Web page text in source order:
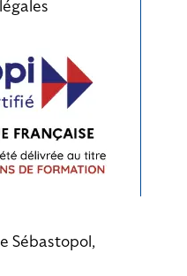
Sébastopol,